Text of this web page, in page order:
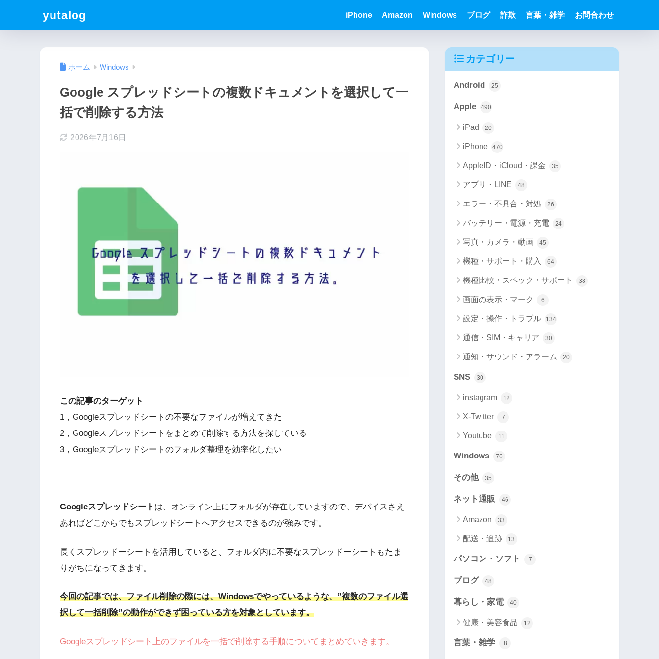
yutalog iPhone Amazon Windows ブログ 詐欺 言葉・雑学 お問合わせ
ホーム Windows
Google スプレッドシートの複数ドキュメントを選択して一
括で削除する方法
2026年7月16日
この記事のターゲット
1，Googleスプレッドシートの不要なファイルが増えてきた
2，Googleスプレッドシートをまとめて削除する方法を探している
3，Googleスプレッドシートのフォルダ整理を効率化したい
Googleスプレッドシート は、オンライン上にフォルダが存在していますので、デバイスさえ
あればどこからでもスプレッドシートへアクセスできるのが強みです。
長くスプレッドーシートを活用していると、フォルダ内に不要なスプレッドーシートもたま
りがちになってきます。
今回の記事では、ファイル削除の際には、Windowsでやっているような、”複数のファイル選
択して一括削除”の動作ができず困っている方を対象としています。
Googleスプレッドシート上のファイルを一括で削除する手順についてまとめていきます。
カテゴリー
Android 25
Apple 490
iPad 20
iPhone 470
AppleID・iCloud・課金 35
アプリ・LINE 48
エラー・不具合・対処 26
バッテリー・電源・充電 24
写真・カメラ・動画 45
機種・サポート・購入 64
機種比較・スペック・サポート 38
画面の表示・マーク 6
設定・操作・トラブル 134
通信・SIM・キャリア 30
通知・サウンド・アラーム 20
SNS 30
instagram 12
X-Twitter 7
Youtube 11
Windows 76
その他 35
ネット通販 46
Amazon 33
配送・追跡 13
パソコン・ソフト 7
ブログ 48
暮らし・家電 40
健康・美容食品 12
言葉・雑学 8